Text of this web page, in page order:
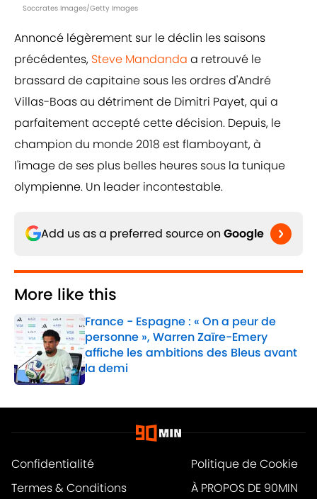
Soccrates Images/Getty Images
Annoncé légèrement sur le déclin les saisons
précédentes, Steve Mandanda a retrouvé le
brassard de capitaine sous les ordres d'André
Villas-Boas au détriment de Dimitri Payet, qui a
parfaitement accepté cette décision. Depuis, le
champion du monde 2018 est flamboyant, à
l'image de ses plus belles heures sous la tunique
olympienne. Un leader incontestable.
Add us as a preferred source on Google
More like this
France - Espagne : « On a peur de
personne », Warren Zaïre-Emery
affiche les ambitions des Bleus avant
la demi
Published by on Invalid Date
Confidentialité
Politique de Cookie
Termes & Conditions
À PROPOS DE 90MIN